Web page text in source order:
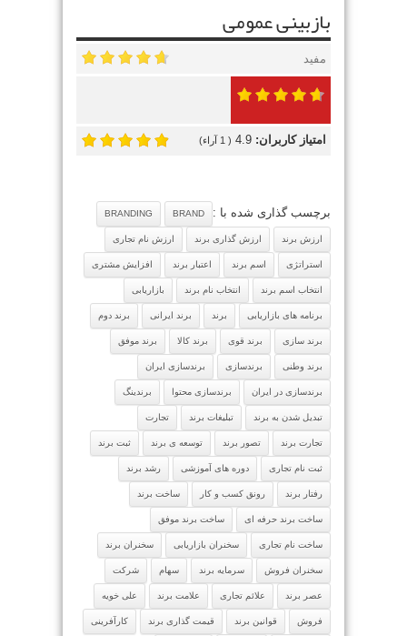
بازبینی عمومی
مفید
امتیاز کاربران: 4.9
(
1 آراء)
برچسب گذاری شده با : BRAND
BRANDING
ارزش برند ارزش گذاری برند ارزش نام تجاری
استراتژی اسم برند اعتبار برند افزایش مشتری
انتخاب اسم برند انتخاب نام برند بازاریابی
برنامه های بازاریابی برند برند ایرانی برند دوم
برند سازی برند قوی برند کالا برند موفق
برند وطنی برندسازی برندسازی ایران
برندسازی در ایران برندسازی محتوا برندینگ
تبدیل شدن به برند تبلیغات برند تجارت
تجارت برند تصور برند توسعه ی برند ثبت برند
ثبت نام تجاری دوره های آموزشی رشد برند
رفتار برند رونق کسب و کار ساخت برند
ساخت برند حرفه ای ساخت برند موفق
ساخت نام تجاری سخنران بازاریابی سخنران برند
سخنران فروش سرمایه برند سهام شرکت
عصر برند علائم تجاری علامت برند علی خویه
فروش قوانین برند قیمت گذاری برند کارآفرینی